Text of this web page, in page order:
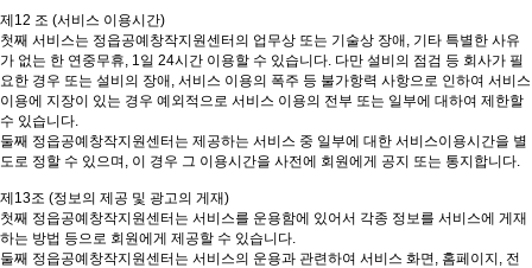
제12 조 (서비스 이용시간)
첫째 서비스는 정읍공예창작지원센터의 업무상 또는 기술상 장애, 기타 특별한 사유
가 없는 한 연중무휴, 1일 24시간 이용할 수 있습니다. 다만 설비의 점검 등 회사가 필
요한 경우 또는 설비의 장애, 서비스 이용의 폭주 등 불가항력 사항으로 인하여 서비스
이용에 지장이 있는 경우 예외적으로 서비스 이용의 전부 또는 일부에 대하여 제한할
수 있습니다.
둘째 정읍공예창작지원센터는 제공하는 서비스 중 일부에 대한 서비스이용시간을 별
도로 정할 수 있으며, 이 경우 그 이용시간을 사전에 회원에게 공지 또는 통지합니다.
제13조 (정보의 제공 및 광고의 게재)
첫째 정읍공예창작지원센터는 서비스를 운용함에 있어서 각종 정보를 서비스에 게재
하는 방법 등으로 회원에게 제공할 수 있습니다.
둘째 정읍공예창작지원센터는 서비스의 운용과 관련하여 서비스 화면, 홈페이지, 전